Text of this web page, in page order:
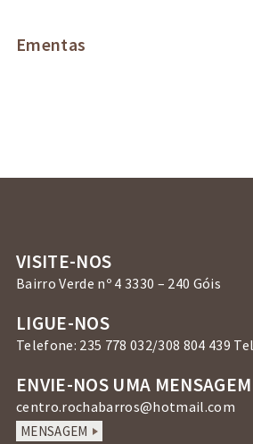
Ementas
VISITE-NOS
Bairro Verde nº 4 3330 – 240 Góis
LIGUE-NOS
Telefone: 235 778 032/308 804 439
ENVIE-NOS UMA MENSAGEM
centro.rochabarros@hotmail.com
MENSAGEM